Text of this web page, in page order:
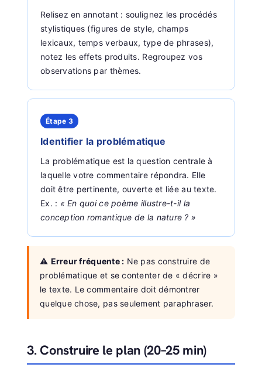
Relisez en annotant : soulignez les procédés
stylistiques (figures de style, champs
lexicaux, temps verbaux, type de phrases),
notez les effets produits. Regroupez vos
observations par thèmes.
Étape 3
Identifier la problématique
La problématique est la question centrale à
laquelle votre commentaire répondra. Elle
doit être pertinente, ouverte et liée au texte.
Ex. : « En quoi ce poème illustre-t-il la
conception romantique de la nature ? »
⚠️ Erreur fréquente : Ne pas construire de
problématique et se contenter de « décrire »
le texte. Le commentaire doit démontrer
quelque chose, pas seulement paraphraser.
3. Construire le plan (20–25 min)